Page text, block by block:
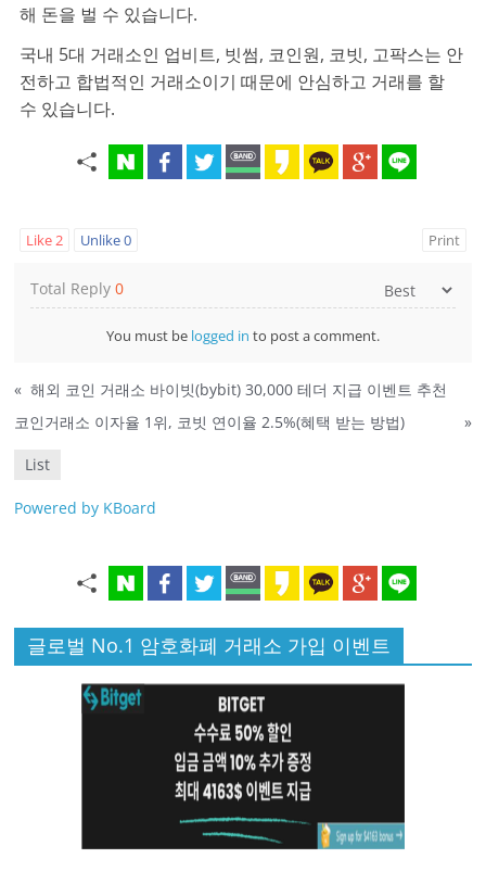
해 돈을 벌 수 있습니다.
국내 5대 거래소인 업비트, 빗썸, 코인원, 코빗, 고팍스는 안
전하고 합법적인 거래소이기 때문에 안심하고 거래를 할
수 있습니다.
Like2 Unlike0 Print
Total Reply0
You must be logged in to post a comment.
« 해외 코인 거래소 바이빗(bybit) 30,000 테더 지급 이벤트 추천
코인거래소 이자율 1위, 코빗 연이율 2.5%(혜택 받는 방법)
»
List
Powered by KBoard
글로벌 No.1 암호화폐 거래소 가입 이벤트